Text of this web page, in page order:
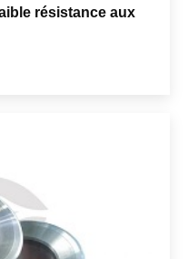
résistance aux